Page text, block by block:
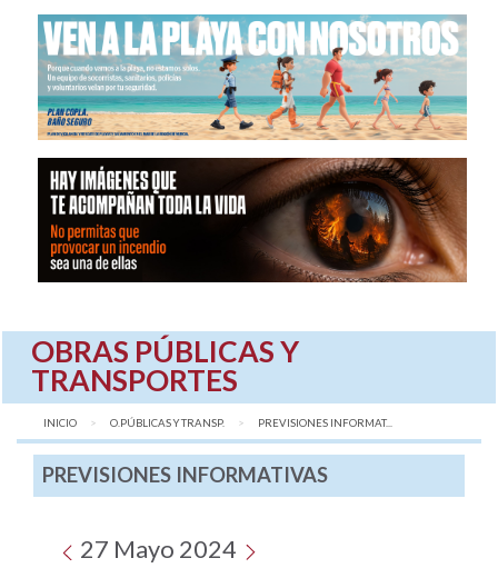
OBRAS PÚBLICAS Y
TRANSPORTES
INICIO O.PÚBLICAS Y TRANSP. AQUÍ:
PREVISIONES INFORMAT...
PREVISIONES INFORMATIVAS
27 Mayo 2024